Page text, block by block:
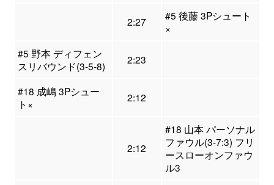
2:27
#5 後藤 3Pシュート
×
#5 野本 ディフェン
スリバウンド(3-5-8)
2:23
#18 成嶋 3Pシュー
ト×
2:12
2:12
#18 山本 パーソナル
ファウル(3-7:3) フリ
ースローオンファウ
ル3